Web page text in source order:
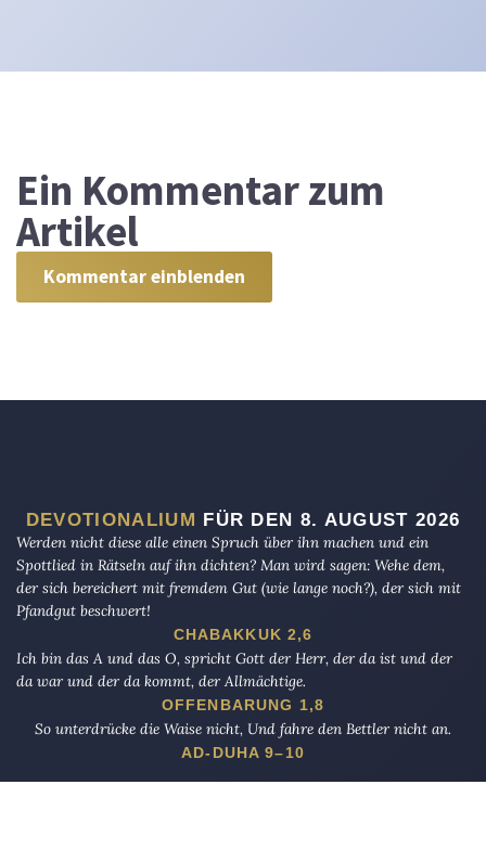
Ein Kommentar zum
Artikel
Kommentar einblenden
DEVOTIONALIUM
FÜR DEN 8. AUGUST 2026
Werden nicht diese alle einen Spruch über ihn machen und ein
Spottlied in Rätseln auf ihn dichten? Man wird sagen: Wehe dem,
der sich bereichert mit fremdem Gut (wie lange noch?), der sich mit
Pfandgut beschwert!
CHABAKKUK 2,6
Ich bin das A und das O, spricht Gott der Herr, der da ist und der
da war und der da kommt, der Allmächtige.
OFFENBARUNG 1,8
So unterdrücke die Waise nicht, Und fahre den Bettler nicht an.
AD-DUHA 9–10